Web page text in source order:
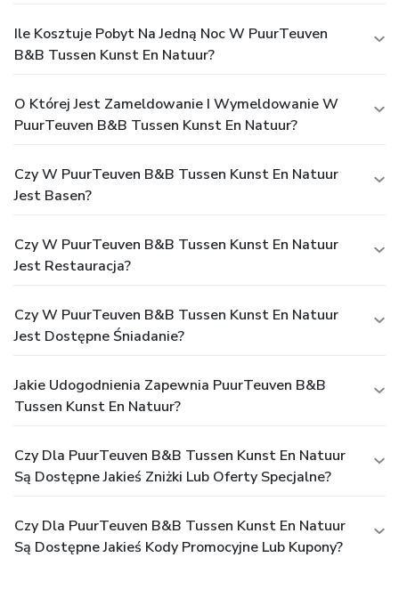
Ile Kosztuje Pobyt Na Jedną Noc W PuurTeuven
B&B Tussen Kunst En Natuur?
O Której Jest Zameldowanie I Wymeldowanie W
PuurTeuven B&B Tussen Kunst En Natuur?
Czy W PuurTeuven B&B Tussen Kunst En Natuur
Jest Basen?
Czy W PuurTeuven B&B Tussen Kunst En Natuur
Jest Restauracja?
Czy W PuurTeuven B&B Tussen Kunst En Natuur
Jest Dostępne Śniadanie?
Jakie Udogodnienia Zapewnia PuurTeuven B&B
Tussen Kunst En Natuur?
Czy Dla PuurTeuven B&B Tussen Kunst En Natuur
Są Dostępne Jakieś Zniżki Lub Oferty Specjalne?
Czy Dla PuurTeuven B&B Tussen Kunst En Natuur
Są Dostępne Jakieś Kody Promocyjne Lub Kupony?